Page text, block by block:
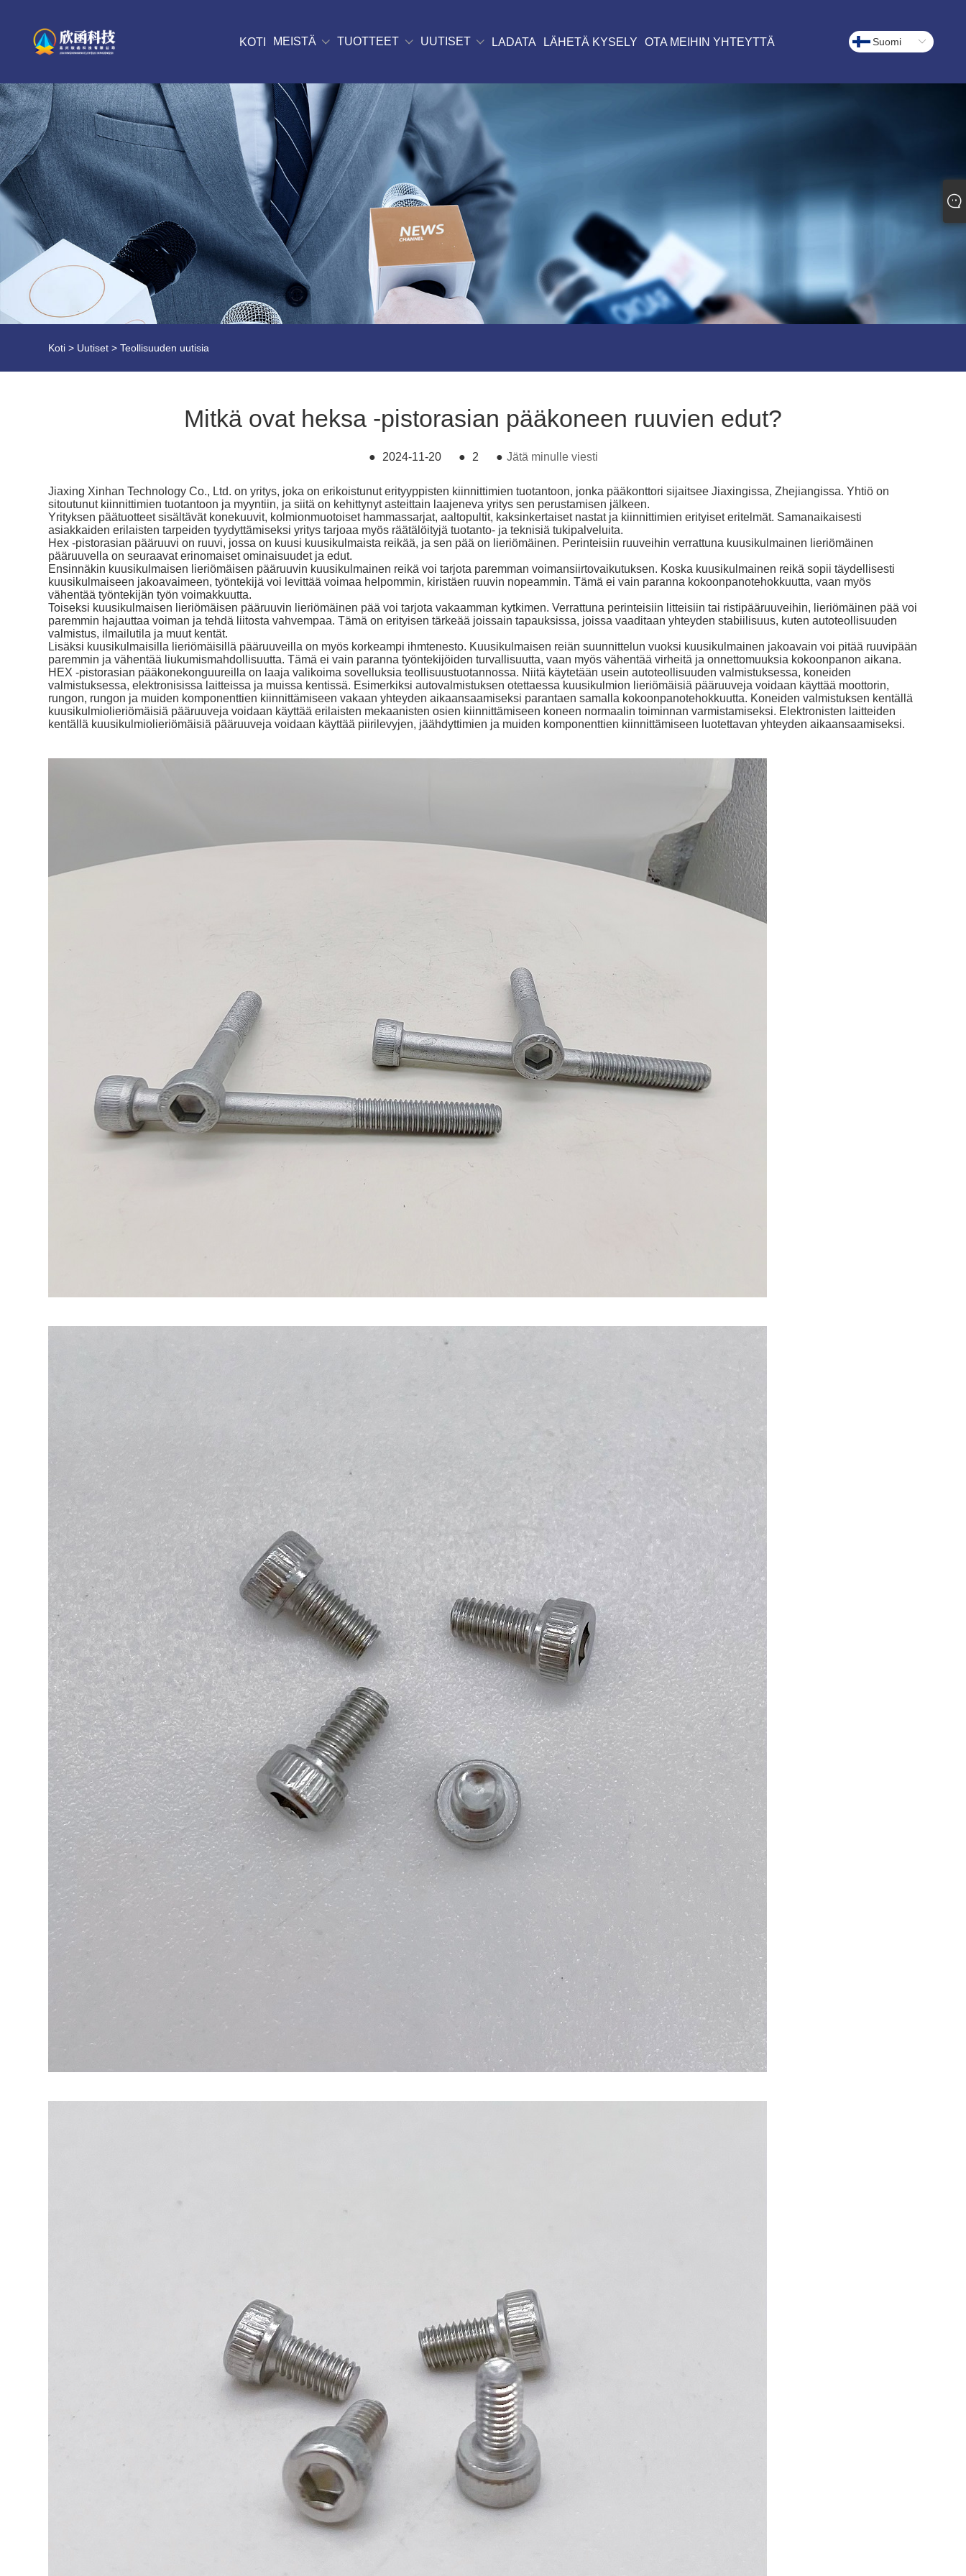
KOTI MEISTÄ TUOTTEET UUTISET LADATA LÄHETÄ KYSELY OTA MEIHIN YHTEYTTÄ Suomi
Koti > Uutiset >Teollisuuden uutisia
Mitkä ovat heksa -pistorasian pääkoneen ruuvien edut?
● 2024-11-20 ● 2 ● Jätä minulle viesti
Jiaxing Xinhan Technology Co., Ltd. on yritys, joka on erikoistunut erityyppisten kiinnittimien tuotantoon, jonka pääkonttori sijaitsee Jiaxingissa, Zhejiangissa. Yhtiö on
sitoutunut kiinnittimien tuotantoon ja myyntiin, ja siitä on kehittynyt asteittain laajeneva yritys sen perustamisen jälkeen.
Yrityksen päätuotteet sisältävät konekuuvit, kolmionmuotoiset hammassarjat, aaltopultit, kaksinkertaiset nastat ja kiinnittimien erityiset eritelmät. Samanaikaisesti
asiakkaiden erilaisten tarpeiden tyydyttämiseksi yritys tarjoaa myös räätälöityjä tuotanto- ja teknisiä tukipalveluita.
Hex -pistorasian pääruuvi on ruuvi, jossa on kuusi kuusikulmaista reikää, ja sen pää on lieriömäinen. Perinteisiin ruuveihin verrattuna kuusikulmainen lieriömäinen
pääruuvella on seuraavat erinomaiset ominaisuudet ja edut.
Ensinnäkin kuusikulmaisen lieriömäisen pääruuvin kuusikulmainen reikä voi tarjota paremman voimansiirtovaikutuksen. Koska kuusikulmainen reikä sopii täydellisesti
kuusikulmaiseen jakoavaimeen, työntekijä voi levittää voimaa helpommin, kiristäen ruuvin nopeammin. Tämä ei vain paranna kokoonpanotehokkuutta, vaan myös
vähentää työntekijän työn voimakkuutta.
Toiseksi kuusikulmaisen lieriömäisen pääruuvin lieriömäinen pää voi tarjota vakaamman kytkimen. Verrattuna perinteisiin litteisiin tai ristipääruuveihin, lieriömäinen pää voi
paremmin hajauttaa voiman ja tehdä liitosta vahvempaa. Tämä on erityisen tärkeää joissain tapauksissa, joissa vaaditaan yhteyden stabiilisuus, kuten autoteollisuuden
valmistus, ilmailutila ja muut kentät.
Lisäksi kuusikulmaisilla lieriömäisillä pääruuveilla on myös korkeampi ihmtenesto. Kuusikulmaisen reiän suunnittelun vuoksi kuusikulmainen jakoavain voi pitää ruuvipään
paremmin ja vähentää liukumismahdollisuutta. Tämä ei vain paranna työntekijöiden turvallisuutta, vaan myös vähentää virheitä ja onnettomuuksia kokoonpanon aikana.
HEX -pistorasian pääkonekonguureilla on laaja valikoima sovelluksia teollisuustuotannossa. Niitä käytetään usein autoteollisuuden valmistuksessa, koneiden
valmistuksessa, elektronisissa laitteissa ja muissa kentissä. Esimerkiksi autovalmistuksen otettaessa kuusikulmion lieriömäisiä pääruuveja voidaan käyttää moottorin,
rungon, rungon ja muiden komponenttien kiinnittämiseen vakaan yhteyden aikaansaamiseksi parantaen samalla kokoonpanotehokkuutta. Koneiden valmistuksen kentällä
kuusikulmiolieriömäisiä pääruuveja voidaan käyttää erilaisten mekaanisten osien kiinnittämiseen koneen normaalin toiminnan varmistamiseksi. Elektronisten laitteiden
kentällä kuusikulmiolieriömäisiä pääruuveja voidaan käyttää piirilevyjen, jäähdyttimien ja muiden komponenttien kiinnittämiseen luotettavan yhteyden aikaansaamiseksi.